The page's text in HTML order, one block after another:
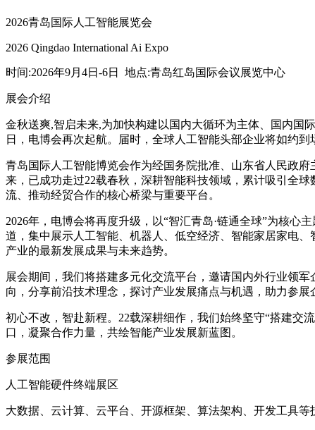
2026青岛国际人工智能展览会
2026 Qingdao ‌International‌ Ai Expo
时间:2026年9月4日-6日 地点:青岛红岛国际会议展览中心
展会介绍
金秋送爽,智启未来,为加快构建以国内大循环为主体、国内国
日，电博会再次起航。届时，全球人工智能头部企业将如约
青岛国际人工智能博览会作为经国务院批准、山东省人民政
来，已成功走过22载春秋，深耕智能科技领域，累计吸引全
流、推动经贸合作的核心桥梁与重要平台。
2026年，电博会将再度升级，以“智汇青岛·链通全球”为核心
道，集中展示人工智能、机器人、低空经济、智能家居家电
产业的最新发展成果与未来趋势。
展会期间，我们将搭建多元化交流平台，邀请国内外行业领
向，分享前沿技术理念，探讨产业发展痛点与机遇，助力参
初心不改，智赴新程。22载深耕细作，我们始终坚守“搭建交
口，凝聚合作力量，共绘智能产业发展新蓝图。
参展范围
人工智能硬件终端展区
大数据、云计算、云平台、开源框架、算法架构、开发工具